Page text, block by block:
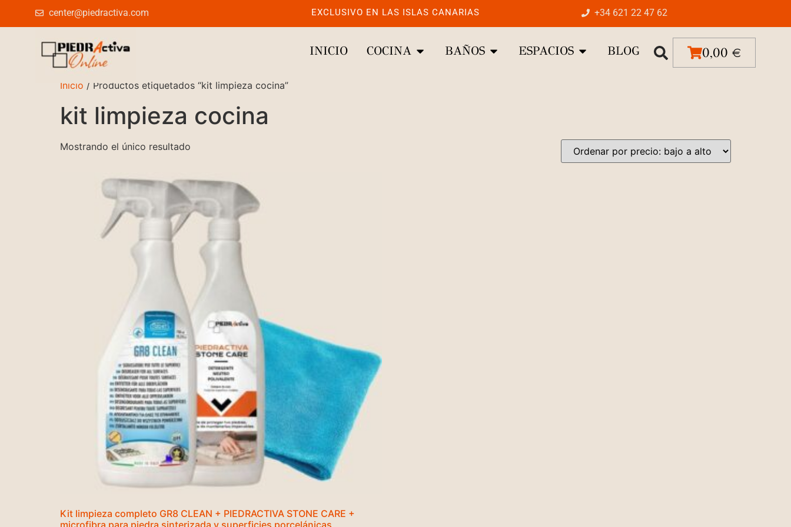
center@piedractiva.com EXCLUSIVO EN LAS ISLAS CANARIAS +34 621 22 47 62
INICIO COCINA BAÑOS ESPACIOS BLOG 0,00 €
Inicio / Productos etiquetados “kit limpieza cocina”
kit limpieza cocina
Mostrando el único resultado
Kit limpieza completo GR8 CLEAN + PIEDRACTIVA STONE CARE +